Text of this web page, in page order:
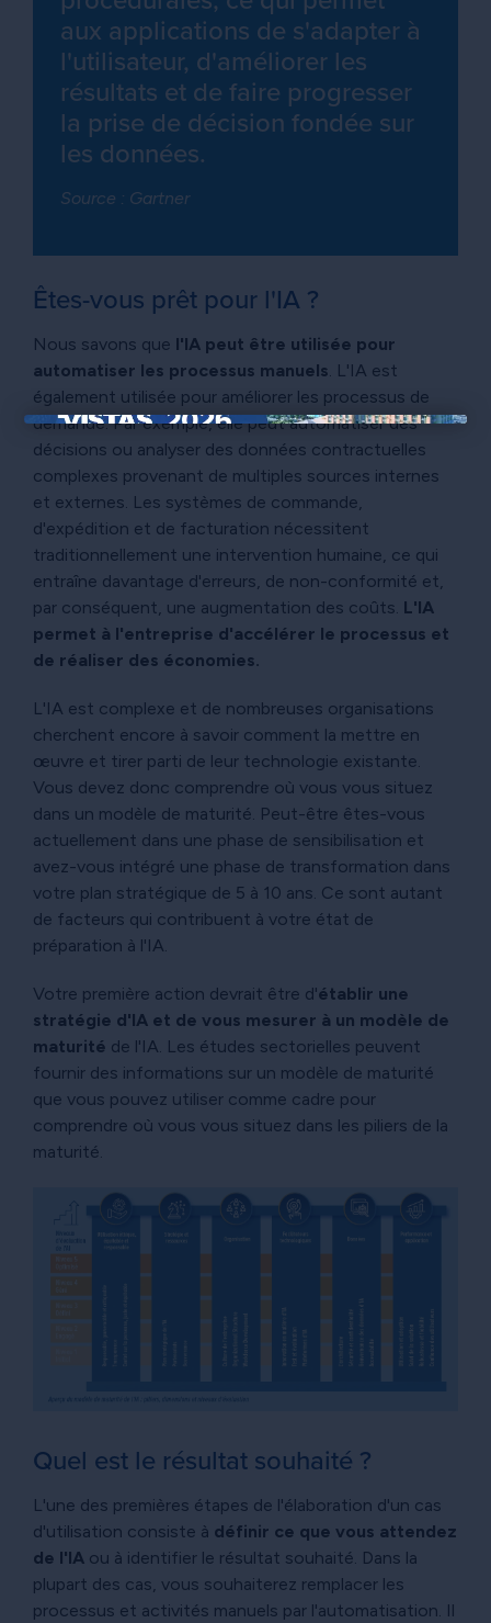
aux applications de s'adapter à
l'utilisateur, d'améliorer les
résultats et de faire progresser
la prise de décision fondée sur
les données.
Source : Gartner
Êtes-vous prêt pour l'IA ?
Nous savons que l'IA peut être utilisée pour
automatiser les processus manuels. L'IA est
également utilisée pour améliorer les processus de
demande. Par exemple, elle peut automatiser des
décisions ou analyser des données contractuelles
complexes provenant de multiples sources internes
et externes. Les systèmes de commande,
d'expédition et de facturation nécessitent
traditionnellement une intervention humaine, ce qui
entraîne davantage d'erreurs, de non-conformité et,
par conséquent, une augmentation des coûts. L'IA
permet à l'entreprise d'accélérer le processus et
de réaliser des économies.
L'IA est complexe et de nombreuses organisations
cherchent encore à savoir comment la mettre en
œuvre et tirer parti de leur technologie existante.
Vous devez donc comprendre où vous vous situez
dans un modèle de maturité. Peut-être êtes-vous
actuellement dans une phase de sensibilisation et
avez-vous intégré une phase de transformation dans
votre plan stratégique de 5 à 10 ans. Ce sont autant
de facteurs qui contribuent à votre état de
préparation à l'IA.
Votre première action devrait être d'établir une
stratégie d'IA et de vous mesurer à un modèle de
maturité de l'IA. Les études sectorielles peuvent
fournir des informations sur un modèle de maturité
que vous pouvez utiliser comme cadre pour
comprendre où vous vous situez dans les piliers de la
maturité.
Quel est le résultat souhaité ?
L'une des premières étapes de l'élaboration d'un cas
d'utilisation consiste à définir ce que vous attendez
de l'IA ou à identifier le résultat souhaité. Dans la
plupart des cas, vous souhaiterez remplacer les
processus et activités manuels par l'automatisation. Il